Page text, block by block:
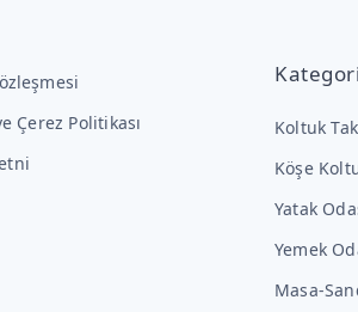
Çerez Politikası
Koltuk
Köşe
Yatak
Yemek
Masa-